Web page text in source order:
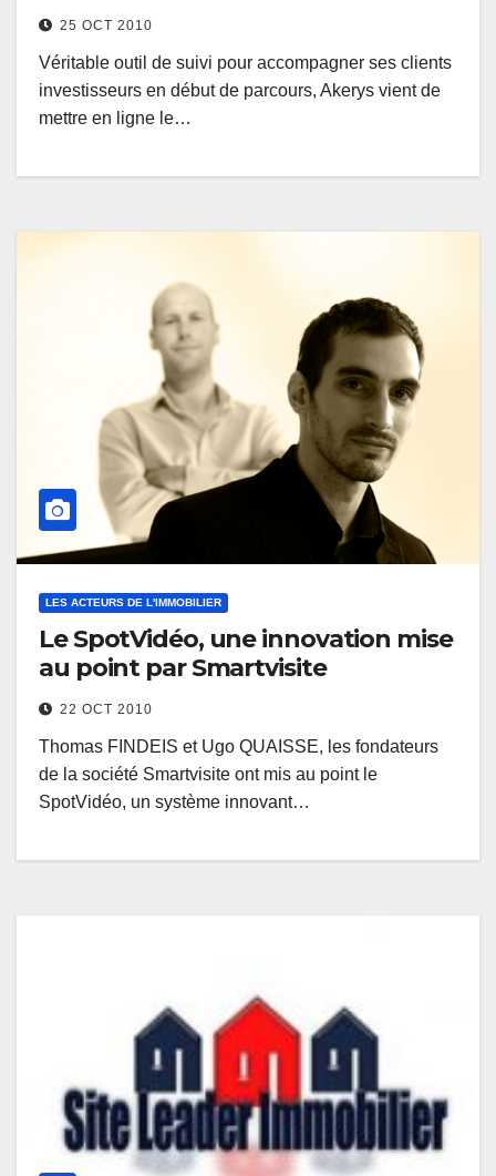
25 OCT 2010
Véritable outil de suivi pour accompagner ses clients
investisseurs en début de parcours, Akerys vient de
mettre en ligne le…
LES ACTEURS DE L'IMMOBILIER
Le SpotVidéo, une innovation mise
au point par Smartvisite
22 OCT 2010
Thomas FINDEIS et Ugo QUAISSE, les fondateurs
de la société Smartvisite ont mis au point le
SpotVidéo, un système innovant…